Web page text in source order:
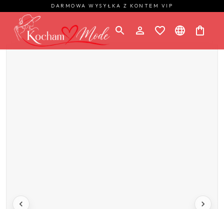
DARMOWA WYSYŁKA Z KONTEM VIP